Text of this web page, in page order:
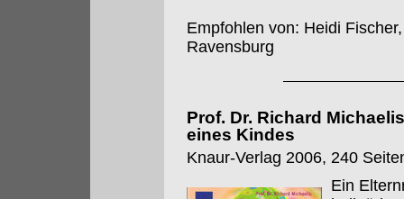
Empfohlen von: Heidi
Ravensburg
Prof. Dr. Richard
eines Kindes
Knaur-Verlag 2006, 240
Ein